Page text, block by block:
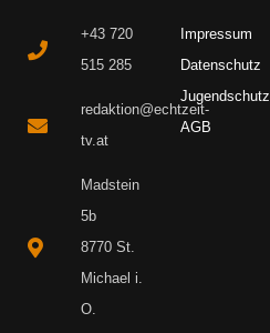
+43 720
515 285
redaktion@echtzeit-
tv.at
Madstein
5b
8770 St.
Michael i.
O.
Impressum
Datenschutz
Jugendschutz
AGB